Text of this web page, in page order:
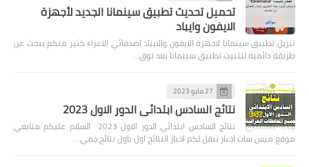
تحميل تحديث تطبيق سينمانا الجديد لأجهزة
الايفون وايباد
تنزيل تطبيق سينمانا لاجهزة الايفون والايباد اصدقائي الاعزاء كثير منكم يبحث عن
طريقة دائميه لتثبيت تطبيق سينمانا بعد توق…
27 مايو 2023
نتائج السادس ابتدائي الدور الاول 2023
نتائج السادس ابتدائي الدور الاول 2023 السلام عليكم متابعي
موقع ميس سات اخبار ننقل لكم اخبار النتائج اول باول نتائج جمي…